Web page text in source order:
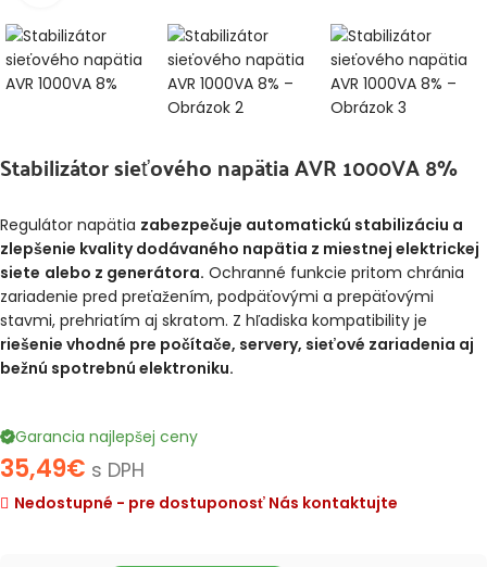
Stabilizátor sieťového napätia AVR 1000VA 8%
Regulátor napätia zabezpečuje automatickú stabilizáciu a
zlepšenie kvality dodávaného napätia z miestnej elektrickej
siete alebo z generátora. Ochranné funkcie pritom chránia
zariadenie pred preťažením, podpäťovými a prepäťovými
stavmi, prehriatím aj skratom. Z hľadiska kompatibility je
riešenie vhodné pre počítače, servery, sieťové zariadenia aj
bežnú spotrebnú elektroniku.
Garancia najlepšej ceny
35,49€ s DPH
Nedostupné - pre dostuponosť Nás kontaktujte